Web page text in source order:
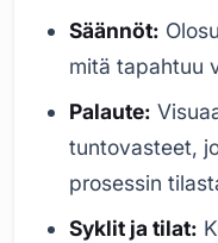
Säännöt:
mitä tapahtuu
Palaute:
tuntovasteet,
prosessin
Syklit ja tilat: